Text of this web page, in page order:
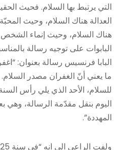
التي يرتبط بها السلام. فحيث
العدالة هناك السلام، وحيث
هناك السلام، وحيث إنماء الشخص
البابوات على توجيه رسالة
البابا فرنسيس رسالة بعنوان:
ما يعني أنّ الغفران مصدر السلام.
للسلام، الأحد الذي يلي رأس
اليوم بنقل مقدّمة الرسالة، وهي
المهددة”.